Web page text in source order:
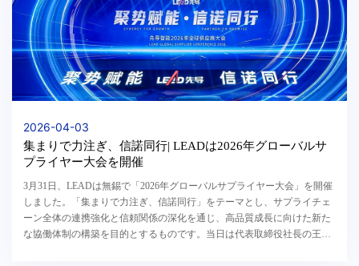
2026-04-03
集まりで力注ぎ、信諾同行| LEADは2026年グローバルサ
プライヤー大会を開催
3月31日、LEADは無錫で「2026年グローバルサプライヤー大会」を開催
しました。「集まりで力注ぎ、信諾同行」をテーマとし、サプライチェ
ーン全体の連携強化と信頼関係の深化を通じ、高品質成長に向けた新た
な協働体制の構築を目的とするものです。当日は代表取締役社長の王燕